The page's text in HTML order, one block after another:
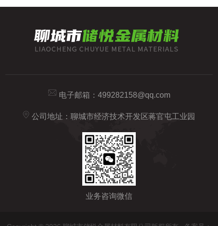
电子邮箱： 499282158@qq.com
公司地址：聊城市经济技术开发区蒋官屯工业园
业务咨询微信